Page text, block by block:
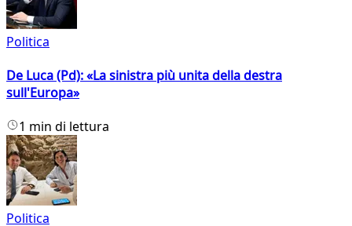
Politica
De Luca (Pd): «La sinistra più unita della destra
sull'Europa»
1 min di lettura
Politica